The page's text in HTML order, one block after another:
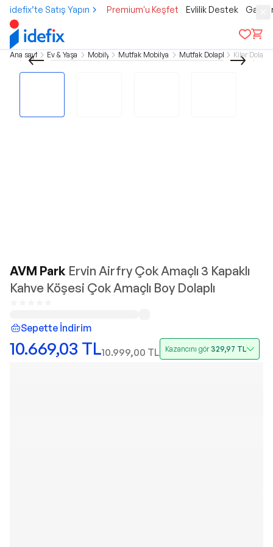
idefix’te Satış Yapın Premium'u Keşfet Evlilik Destek
Ana sayfa Ev & Yaşam Mobilya Mutfak Mobilyaları Mutfak Dolapları Kiler Dolabı
AVM Park Ervin Airfry Çok Amaçlı 3 Kapaklı
Kahve Köşesi Çok Amaçlı Boy Dolaplı
Sepette İndirim
10.669,03 TL10.999,00 TL Kazancını gör329,97 TL